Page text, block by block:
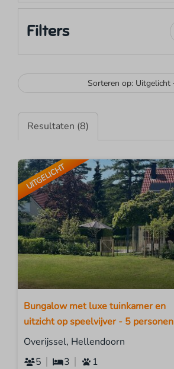
Filters
Sorteren op: Uitgelicht
Resultaten (8)
UITGELICHT
Bungalow met luxe tuinkamer en
uitzicht op speelvijver - 5 personen
Overijssel, Hellendoorn
5
3
1